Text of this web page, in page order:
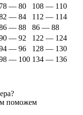
78 — 80
108 — 110
— 84
112 — 114
— 88
86 — 88
— 92
122 — 124
— 96
128 — 130
— 100 134 — 136
поможем